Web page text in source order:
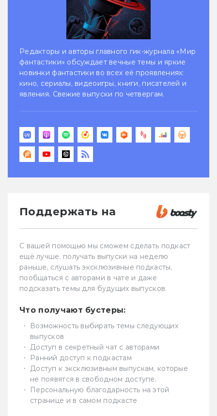
Редакторы и авторы главного гик-журнала «Мир
фантастики» обсуждает вечные темы и яркие
новинки фантастики во всех её проявлениях:
кино, сериалы, видеоигры, книги, писателей и
явления. Свежие выпуски по четвергам.
Поддержать на
С вашей помощью мы сможем сделать подкаст
ещё лучше, получать выпуски на неделю
раньше, слушать эксклюзивные подкасты,
пообщаться с авторами в чате и даже
подсказать темы для будущих выпусков.
Что получают бустеры:
Возможность выбирать темы следующих
выпусков
Доступ в секретный чат с авторами
Ранний доступ к подкастам
Доступ к эксклюзивным выпускам, которые
не появятся в свободном доступе.
Персональную благодарность на этой
странице и в самом подкасте